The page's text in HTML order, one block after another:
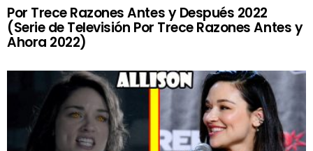
Por Trece Razones Antes y Después 2022
(Serie de Televisión Por Trece Razones Antes y
Ahora 2022)